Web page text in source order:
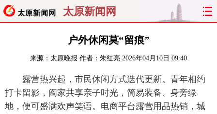
太原新闻网
聚焦 太原
经济 关注 文明 出行
纵横 曝光 综合 专题
旅游 理财 政务 教育
户外休闲莫“留痕”
来源： 太原晚报 作者：朱红亮 2026年04月10日 09:40
露营热兴起，市民休闲方式迭代更新。青年相约
打卡留影，阖家共享亲子时光，简易装备、身旁绿
地，便可盛满欢声笑语。电商平台露营用品热销，城